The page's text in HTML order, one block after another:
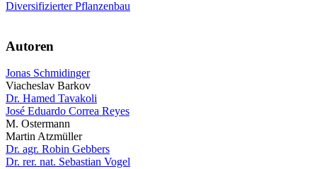
Diversifizierter Pflanzenbau
Autoren
Jonas Schmidinger
Viacheslav Barkov
Dr. Hamed Tavakoli
José Eduardo Correa Reyes
M. Ostermann
Martin Atzmüller
Dr. agr. Robin Gebbers
Dr. rer. nat. Sebastian Vogel